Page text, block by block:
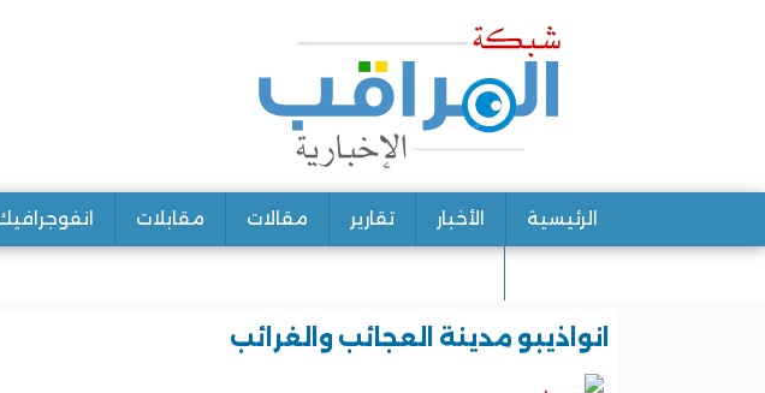
الرئيسية الأخبار تقارير مقالات مقابلات
انواذيبو مدينة العجائب والغرائب